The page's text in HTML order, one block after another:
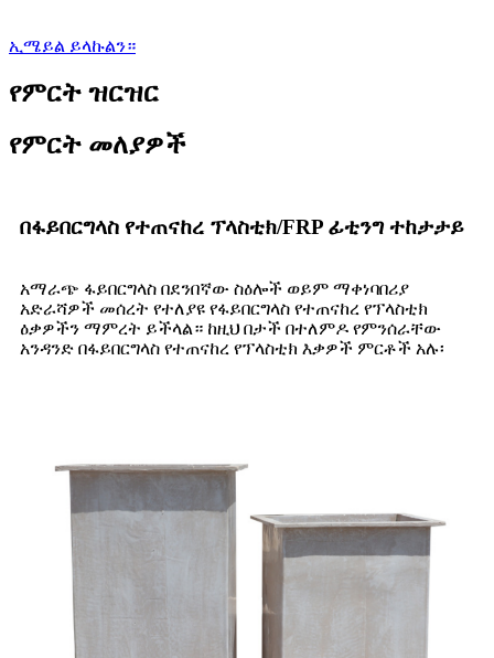
ኢሜይል ይላኩልን።
የምርት ዝርዝር
የምርት መለያዎች
በፋይበርግላስ የተጠናከረ ፕላስቲክ/FRP ፊቲንግ ተከታታይ
አማራጭ ፋይበርግላስ በደንበኛው ስዕሎች ወይም ማቀነባበሪያ
አድራሻዎች መሰረት የተለያዩ የፋይበርግላስ የተጠናከረ የፕላስቲክ
ዕቃዎችን ማምረት ይችላል። ከዚህ በታች በተለምዶ የምንሰራቸው
አንዳንድ በፋይበርግላስ የተጠናከረ የፕላስቲክ እቃዎች ምርቶች አሉ፡